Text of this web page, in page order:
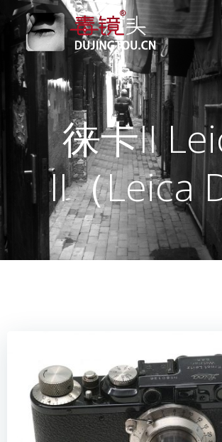
转
到
内
容
徕卡II
II（Leica